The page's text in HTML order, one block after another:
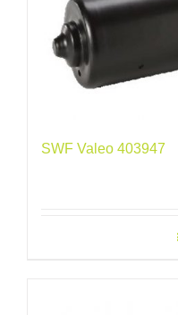
SWF Valeo 403947